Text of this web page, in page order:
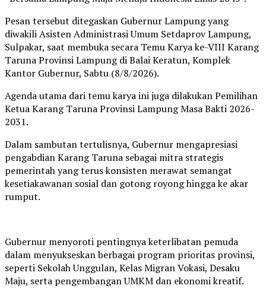
Pesan tersebut ditegaskan Gubernur Lampung yang
diwakili Asisten Administrasi Umum Setdaprov Lampung,
Sulpakar, saat membuka secara Temu Karya ke-VIII Karang
Taruna Provinsi Lampung di Balai Keratun, Komplek
Kantor Gubernur, Sabtu (8/8/2026).
Agenda utama dari temu karya ini juga dilakukan Pemilihan
Ketua Karang Taruna Provinsi Lampung Masa Bakti 2026-
2031.
Dalam sambutan tertulisnya, Gubernur mengapresiasi
pengabdian Karang Taruna sebagai mitra strategis
pemerintah yang terus konsisten merawat semangat
kesetiakawanan sosial dan gotong royong hingga ke akar
rumput.
Gubernur menyoroti pentingnya keterlibatan pemuda
dalam menyukseskan berbagai program prioritas provinsi,
seperti Sekolah Unggulan, Kelas Migran Vokasi, Desaku
Maju, serta pengembangan UMKM dan ekonomi kreatif.